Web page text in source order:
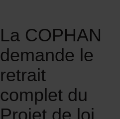
La COPHAN
demande le
retrait
complet du
Projet de loi